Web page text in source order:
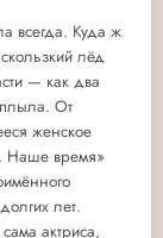
всегда. Куда ж
лёд
— как два
От
женское
Наше время»
лет.
актриса,